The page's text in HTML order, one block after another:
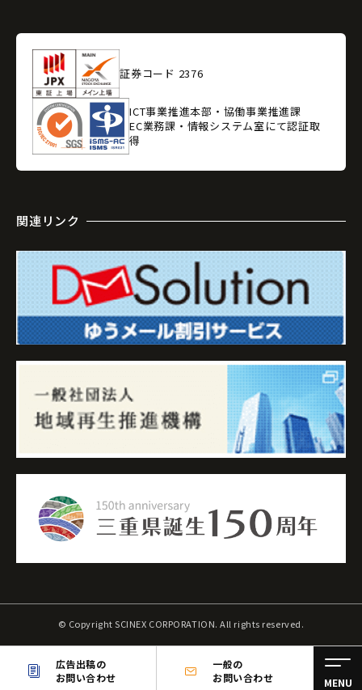
広告出稿の
お問い合わせ
一般の
お問い合わせ
MENU
証券コード 2376
ICT事業推進本部・協働事業推進課
EC業務課・情報システム室にて認証取
得
関連リンク
© Copyright SCINEX CORPORATION. All rights reserved.